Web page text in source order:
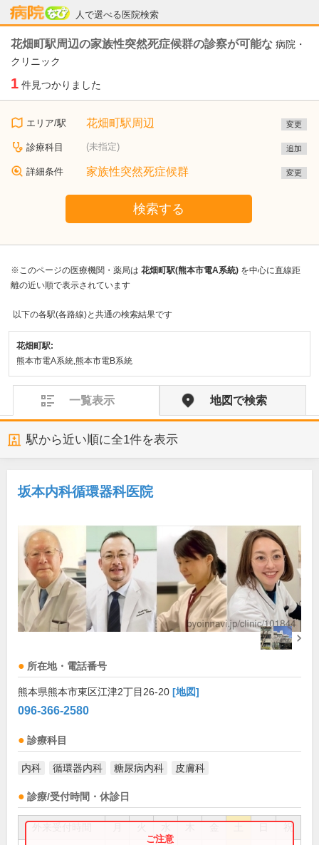
人で選べる医院検索
病院なび
花畑町駅周辺の家族性突然死症候群の診察が可能な 病院・
クリニック
1 件見つかりました
エリア/駅 花畑町駅周辺 変更
診療科目 (未指定) 追加
詳細条件 家族性突然死症候群 変更
検索する
※このページの医療機関・薬局は 花畑町駅(熊本市電A系統) を中心に直線距
離の近い順で表示されています
以下の各駅(各路線)と共通の検索結果です
花畑町駅:
熊本市電A系統,熊本市電B系統
一覧表示 地図で検索
駅から近い順に全1件を表示
坂本内科循環器科医院
所在地・電話番号
熊本県熊本市東区江津2丁目26-20 [地図]
096-366-2580
診療科目
内科 循環器内科 糖尿病内科 皮膚科
診療/受付時間・休診日
祝